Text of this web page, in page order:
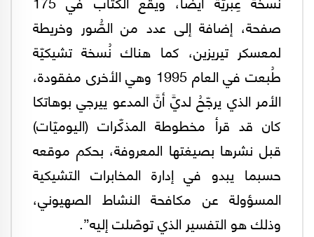
صفحة، إضافة إلى عدد من الصُّور وخريطة
لمعسكر تيريزين، كما هناك نُسخة تشيكيّة
طُبعت في العام 1995 وهي الأخرى مفقودة،
الأمر الذي يرجّحُ لديَّ أنَّ المدعو ييرجي بوهاتكا
كان قد قرأ مخطوطة المذكّرات (اليوميّات)
قبل نشرها بصيغتها المعروفة، بحكم موقعه
حسبما يبدو في إدارة المخابرات التشيكية
المسؤولة عن مكافحة النشاط الصهيوني،
وذلك هو التفسير الذي توصّلت إليه”.